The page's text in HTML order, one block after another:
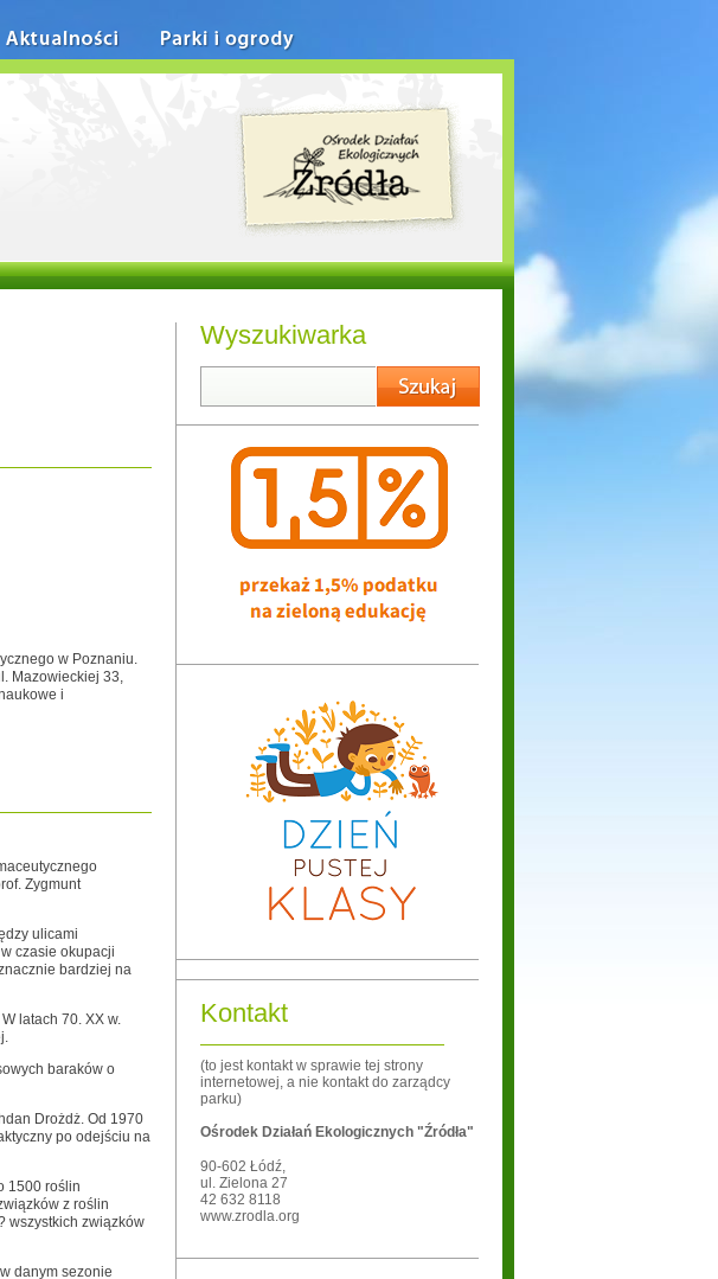
w Poznaniu.
Mazowieckiej 33,
i
Zygmunt
ulicami
czasie okupacji
bardziej na
latach 70. XX w.
baraków o
Drożdż. Od 1970
po odejściu na
1500 roślin
z roślin
wszystkich związków
danym sezonie
Wyszukiwarka
Kontakt
(to jest kontakt w sprawie tej strony
internetowej, a nie kontakt do zarządcy
parku)
Ośrodek Działań Ekologicznych "Źródła"
90-602 Łódź,
ul. Zielona 27
42 632 8118
www.zrodla.org
Aktualności Parki i ogrody